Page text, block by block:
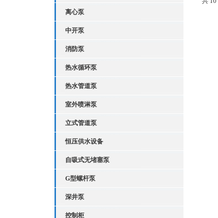
离心泵
中开泵
消防泵
热水循环泵
热水管道泵
室外喷淋泵
立式管道泵
恒压供水设备
自吸式无堵塞泵
G型螺杆泵
深井泵
控制柜